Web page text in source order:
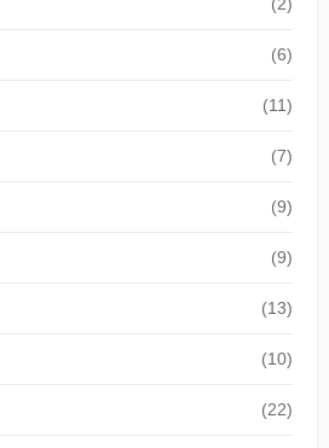
(6)
(11)
(7)
(9)
(9)
(13)
(10)
(22)